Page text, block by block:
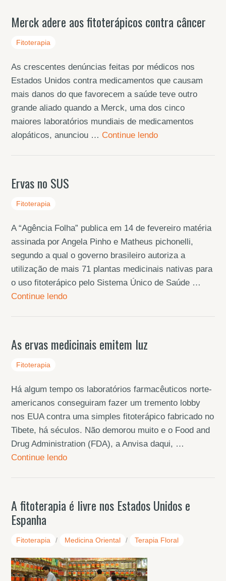
Merck adere aos fitoterápicos contra câncer
Fitoterapia
As crescentes denúncias feitas por médicos nos
Estados Unidos contra medicamentos que causam
mais danos do que favorecem a saúde teve outro
grande aliado quando a Merck, uma dos cinco
maiores laboratórios mundiais de medicamentos
alopáticos, anunciou … Continue lendo
Ervas no SUS
Fitoterapia
A “Agência Folha” publica em 14 de fevereiro matéria
assinada por Angela Pinho e Matheus pichonelli,
segundo a qual o governo brasileiro autoriza a
utilização de mais 71 plantas medicinais nativas para
o uso fitoterápico pelo Sistema Único de Saúde …
Continue lendo
As ervas medicinais emitem luz
Fitoterapia
Há algum tempo os laboratórios farmacêuticos norte-
americanos conseguiram fazer um tremento lobby
nos EUA contra uma simples fitoterápico fabricado no
Tibete, há séculos. Não demorou muito e o Food and
Drug Administration (FDA), a Anvisa daqui, …
Continue lendo
A fitoterapia é livre nos Estados Unidos e
Espanha
Fitoterapia / Medicina Oriental / Terapia Floral